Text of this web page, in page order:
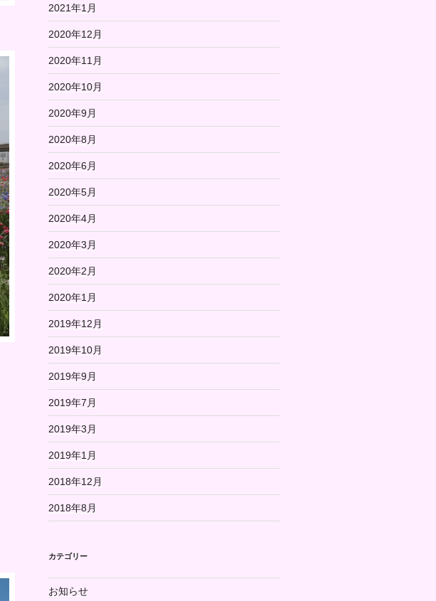
2021年1月
2020年12月
2020年11月
2020年10月
2020年9月
2020年8月
2020年6月
2020年5月
2020年4月
2020年3月
2020年2月
2020年1月
2019年12月
2019年10月
2019年9月
2019年7月
2019年3月
2019年1月
2018年12月
2018年8月
カテゴリー
お知らせ